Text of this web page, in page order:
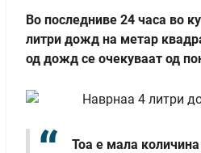
Во последниве 24 часа во
литри дожд на метар
од дожд се очекуваат од
Тоа е мала